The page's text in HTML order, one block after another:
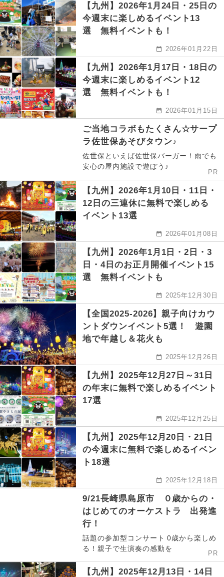
【九州】2026年1月24日・25日の
今週末に楽しめるイベント13
選 無料イベントも！
2026年01月22日
【九州】2026年1月17日・18日の
今週末に楽しめるイベント12
選 無料イベントも！
2026年01月15日
ご当地コラボもたくさん☆サープ
ラ佐世保あそびタウン♪
佐世保といえば佐世保バーガー！雨でも
安心の屋内施設で遊ぼう♪
PR
【九州】2026年1月10日・11日・
12日の三連休に無料で楽しめる
イベント13選
2026年01月08日
【九州】2026年1月1日・2日・3
日・4日のお正月開催イベント15
選 無料イベントも
2025年12月30日
【全国2025-2026】親子向けカウ
ントダウンイベント5選！ 遊園
地で年越し＆花火も
2025年12月26日
【九州】2025年12月27日～31日
の年末に無料で楽しめるイベント
17選
2025年12月25日
【九州】2025年12月20日・21日
の今週末に無料で楽しめるイベン
ト18選
2025年12月18日
9/21長崎県島原市 ０歳からの・
はじめてのオーケストラ 出発進
行！
話題の参加型コンサート 0歳から楽しめ
る！親子で生演奏の感動を
PR
【九州】2025年12月13日・14日